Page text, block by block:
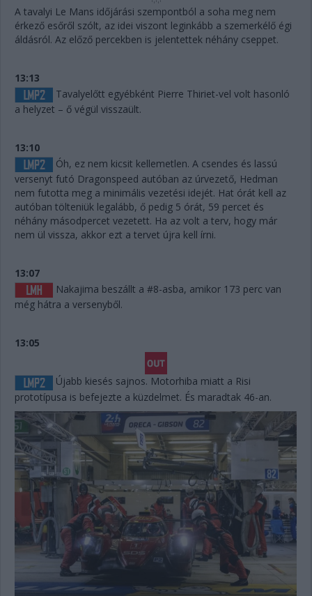
A tavalyi Le Mans időjárási szempontból a soha meg nem
érkező esőről szólt, az idei viszont leginkább a szemerkélő égi
áldásról. Az előző percekben is jelentettek néhány cseppet.
13:13
Tavalyelőtt egyébként Pierre Thiriet-vel volt hasonló
a helyzet – ő végül visszaült.
13:10
Óh, ez nem kicsit kellemetlen. A csendes és lassú
versenyt futó Dragonspeed autóban az úrvezető, Hedman
nem futotta meg a minimális vezetési idejét. Hat órát kell az
autóban tölteniük legalább, ő pedig 5 órát, 59 percet és
néhány másodpercet vezetett. Ha az volt a terv, hogy már
nem ül vissza, akkor ezt a tervet újra kell írni.
13:07
Nakajima beszállt a #8-asba, amikor 173 perc van
még hátra a versenyből.
13:05
Újabb kiesés sajnos. Motorhiba miatt a Risi
prototípusa is befejezte a küzdelmet. És maradtak 46-an.